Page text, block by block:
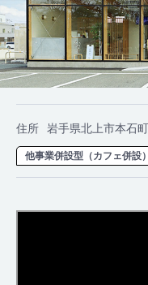
住所 岩手県北上市本石
他事業併設型（カフェ併設）